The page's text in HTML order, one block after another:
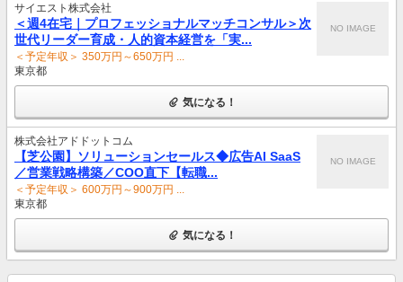
サイエスト株式会社
＜週4在宅｜プロフェッショナルマッチコンサル＞次
世代リーダー育成・人的資本経営を「実...
＜予定年収＞ 350万円～650万円 ...
東京都
NO IMAGE
気になる！
株式会社アドドットコム
【芝公園】ソリューションセールス◆広告AI SaaS
／営業戦略構築／COO直下【転職...
＜予定年収＞ 600万円～900万円 ...
東京都
NO IMAGE
気になる！